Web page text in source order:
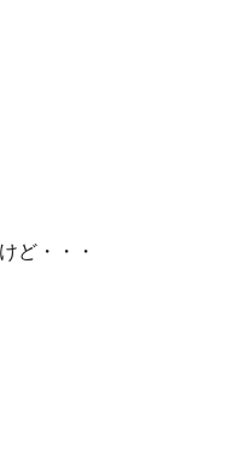
ど・・・